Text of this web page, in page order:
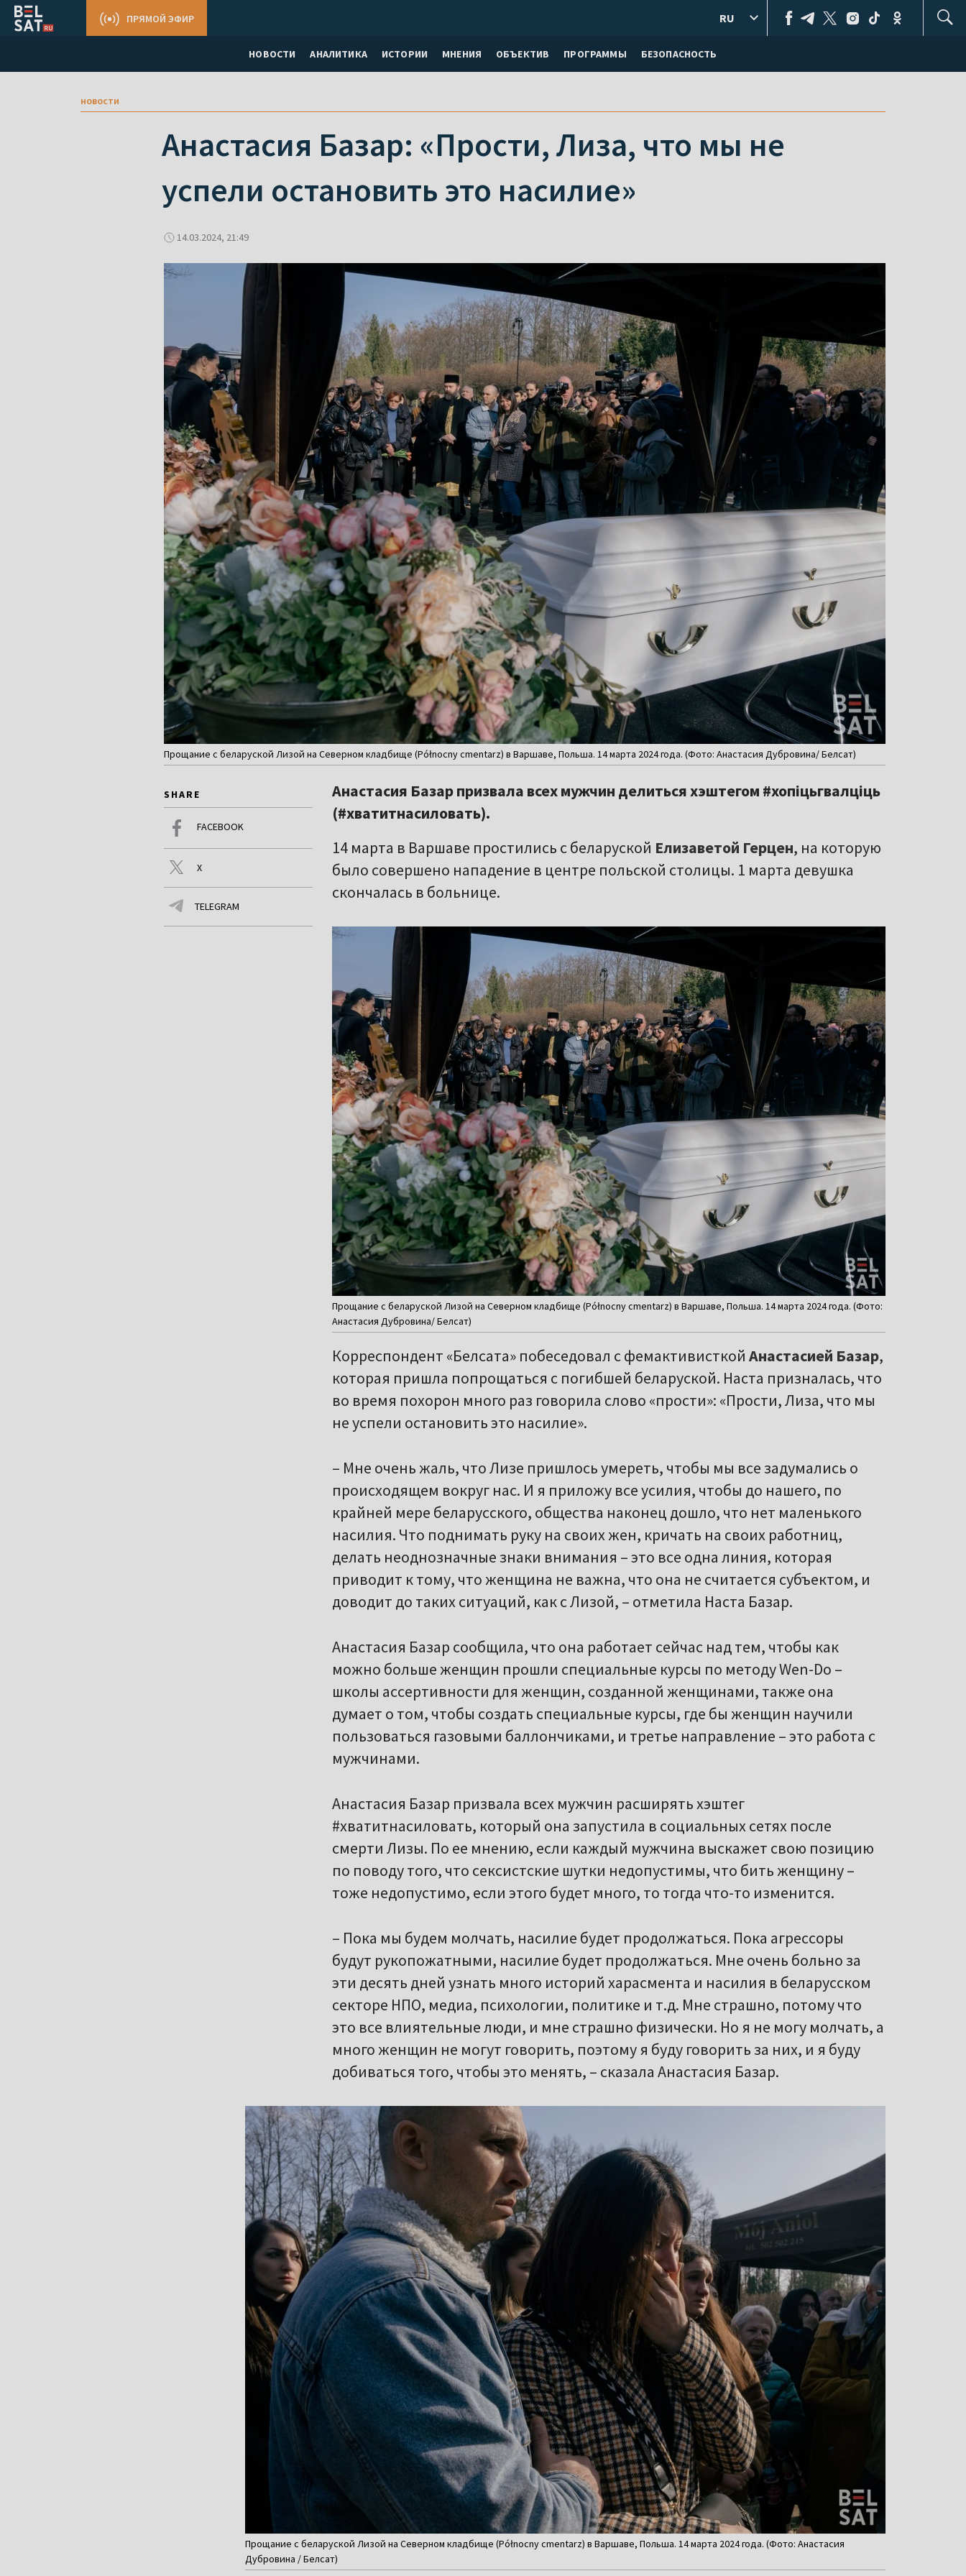
НОВОСТИ АНАЛИТИКА ИСТОРИИ МНЕНИЯ ОБЪЕКТИВ ПРОГРАММЫ БЕЗОПАСНОСТЬ
ПРЯМОЙ ЭФИР RU
новости
Анастасия Базар: «Прости, Лиза, что мы не
успели остановить это насилие»
14.03.2024, 21:49
Прощание с беларуской Лизой на Северном кладбище (Północny cmentarz) в Варшаве, Польша. 14 марта 2024 года. (Фото: Анастасия Дубровина/ Белсат)
SHARE
FACEBOOK
X
TELEGRAM
Анастасия Базар призвала всех мужчин делиться хэштегом #хопіцьгвалціць
(#хватитнасиловать).
14 марта в Варшаве простились с беларуской Елизаветой Герцен, на которую
было совершено нападение в центре польской столицы. 1 марта девушка
скончалась в больнице.
Прощание с беларуской Лизой на Северном кладбище (Północny cmentarz) в Варшаве, Польша. 14 марта 2024 года. (Фото:
Анастасия Дубровина/ Белсат)
Корреспондент «Белсата» побеседовал с фемактивисткой Анастасией Базар,
которая пришла попрощаться с погибшей беларуской. Наста призналась, что
во время похорон много раз говорила слово «прости»: «Прости, Лиза, что мы
не успели остановить это насилие».
– Мне очень жаль, что Лизе пришлось умереть, чтобы мы все задумались о
происходящем вокруг нас. И я приложу все усилия, чтобы до нашего, по
крайней мере беларусского, общества наконец дошло, что нет маленького
насилия. Что поднимать руку на своих жен, кричать на своих работниц,
делать неоднозначные знаки внимания – это все одна линия, которая
приводит к тому, что женщина не важна, что она не считается субъектом, и
доводит до таких ситуаций, как с Лизой, – отметила Наста Базар.
Анастасия Базар сообщила, что она работает сейчас над тем, чтобы как
можно больше женщин прошли специальные курсы по методу Wen-Do –
школы ассертивности для женщин, созданной женщинами, также она
думает о том, чтобы создать специальные курсы, где бы женщин научили
пользоваться газовыми баллончиками, и третье направление – это работа с
мужчинами.
Анастасия Базар призвала всех мужчин расширять хэштег
#хватитнасиловать, который она запустила в социальных сетях после
смерти Лизы. По ее мнению, если каждый мужчина выскажет свою позицию
по поводу того, что сексистские шутки недопустимы, что бить женщину –
тоже недопустимо, если этого будет много, то тогда что-то изменится.
– Пока мы будем молчать, насилие будет продолжаться. Пока агрессоры
будут рукопожатными, насилие будет продолжаться. Мне очень больно за
эти десять дней узнать много историй харасмента и насилия в беларусском
секторе НПО, медиа, психологии, политике и т.д. Мне страшно, потому что
это все влиятельные люди, и мне страшно физически. Но я не могу молчать, а
много женщин не могут говорить, поэтому я буду говорить за них, и я буду
добиваться того, чтобы это менять, – сказала Анастасия Базар.
Прощание с беларуской Лизой на Северном кладбище (Północny cmentarz) в Варшаве, Польша. 14 марта 2024 года. (Фото: Анастасия
Дубровина / Белсат)